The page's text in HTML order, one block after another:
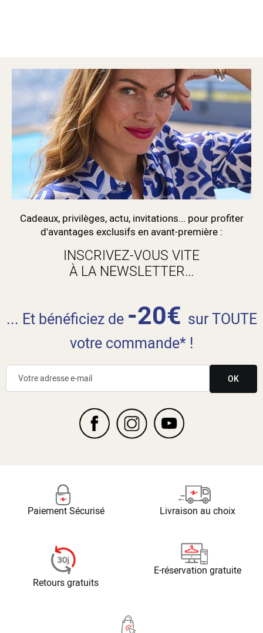
Cadeaux, privilèges, actu, invitations... pour profiter
d'avantages exclusifs en avant-première :
INSCRIVEZ-VOUS VITE
À LA NEWSLETTER...
... Et bénéficiez de -20€ sur TOUTE
votre commande* !
OK
Paiement Sécurisé Livraison au choix
Retours gratuits
E-réservation gratuite